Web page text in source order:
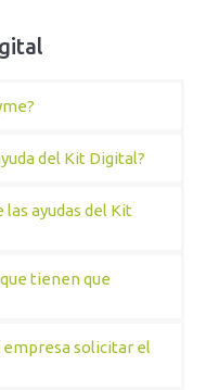
del Kit Digital?
las ayudas del Kit
tienen que
empresa solicitar el